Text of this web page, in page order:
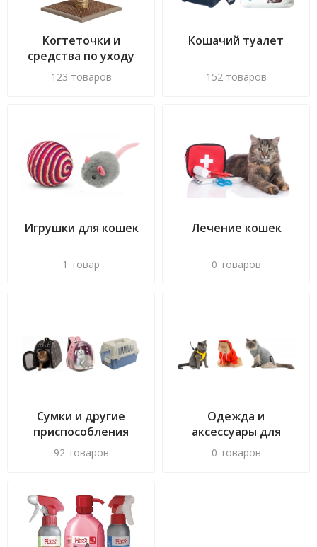
Когтеточки и
средства по уходу
за когтями
123 товаров
Кошачий туалет
152 товаров
Игрушки для кошек
1 товар
Лечение кошек
0 товаров
Сумки и другие
приспособления
для перевозки
кошек
92 товаров
Одежда и
аксессуары для
выгула кошек
0 товаров